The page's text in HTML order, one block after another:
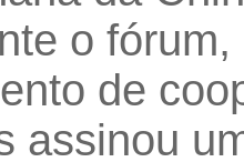
o
de
assinou